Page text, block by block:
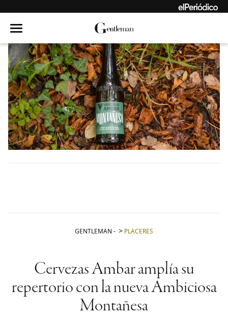
GENTLEMAN - PLACERES
Cervezas Ambar amplía su
repertorio con la nueva Ambiciosa
Montañesa